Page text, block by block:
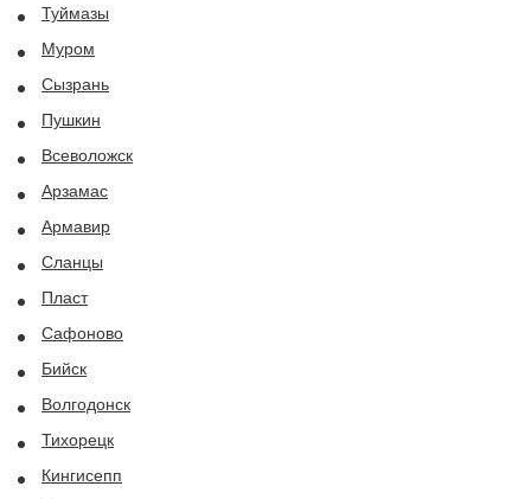
Туймазы
Муром
Сызрань
Пушкин
Всеволожск
Арзамас
Армавир
Сланцы
Пласт
Сафоново
Бийск
Волгодонск
Тихорецк
Кингисепп